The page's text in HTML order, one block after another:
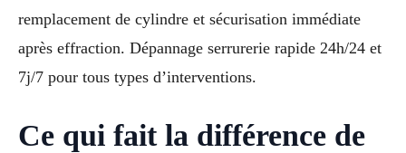
remplacement de cylindre et sécurisation immédiate
après effraction. Dépannage serrurerie rapide 24h/24 et
7j/7 pour tous types d’interventions.
Ce qui fait la différence de